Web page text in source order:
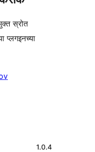
स्रोत
प्लगइनच्या
1.0.4